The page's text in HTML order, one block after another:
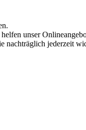
unser
nachträglich jederzeit